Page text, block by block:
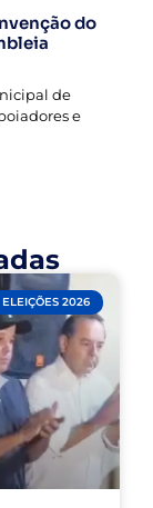
do
de
e
ELEIÇÕES 2026